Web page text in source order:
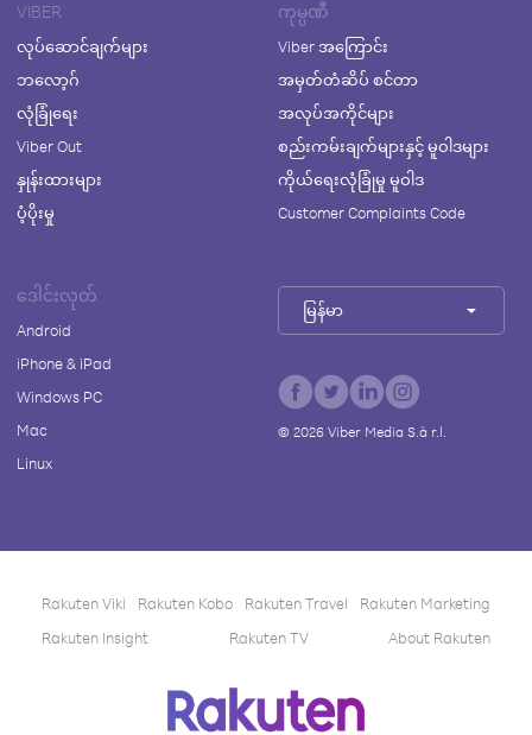
VIBER
လုပ်ဆောင်ချက်များ
ဘလော့ဂ်
လုံခြုံရေး
Viber Out
နှုန်းထားများ
ပံ့ပိုးမှု
ကုမ္ပဏီ
Viber အကြောင်း
အမှတ်တံဆိပ် စင်တာ
အလုပ်အကိုင်များ
စည်းကမ်းချက်များနှင့် မူဝါဒများ
ကိုယ်ရေးလုံခြုံမှု မူဝါဒ
Customer Complaints Code
ဒေါင်းလုတ်
Android
iPhone & iPad
Windows PC
Mac
Linux
မြန်မာ
© 2026Viber Media S.à r.l.
Rakuten Viki Rakuten Kobo Rakuten Travel
Rakuten Marketing
Rakuten Insight
Rakuten TV About Rakuten